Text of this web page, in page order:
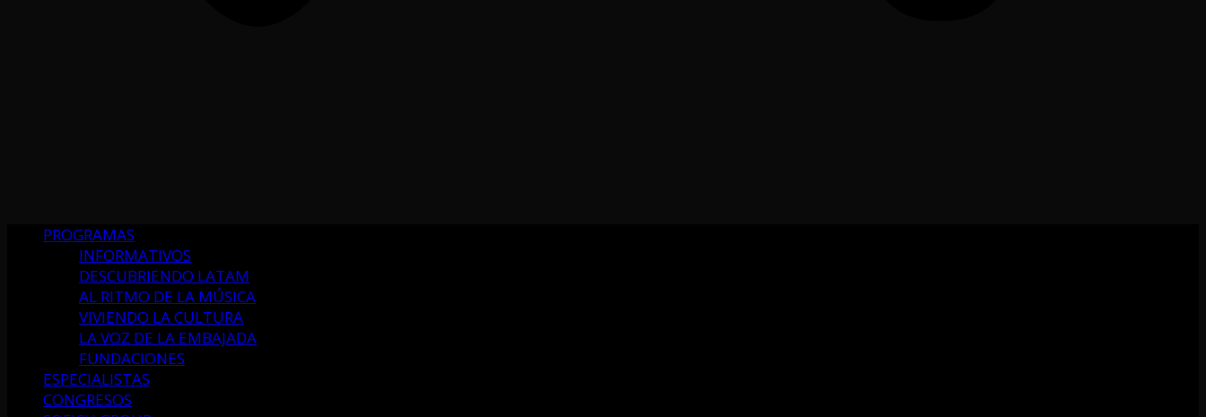
PROGRAMAS
INFORMATIVOS
DESCUBRIENDO LATAM
AL RITMO DE LA MÚSICA
VIVIENDO LA CULTURA
LA VOZ DE LA EMBAJADA
FUNDACIONES
ESPECIALISTAS
CONGRESOS